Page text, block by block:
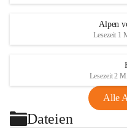
Alpen
Lesezeit 1
Lesezeit 2
Alle
Dateien